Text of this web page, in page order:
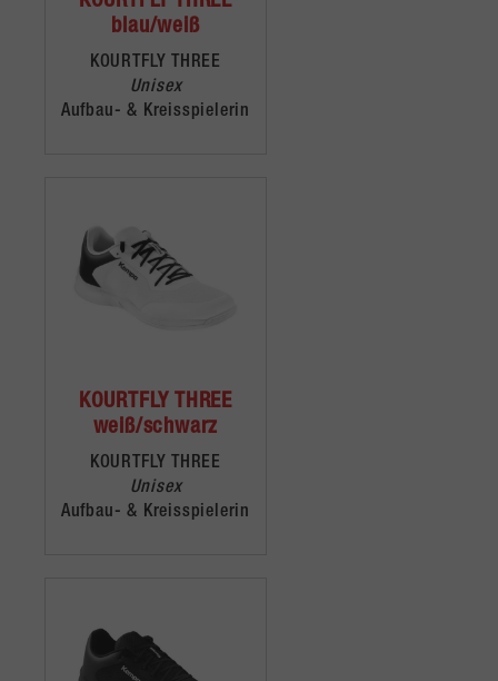
blau/weiß
KOURTFLY THREE
Unisex
Aufbau- & Kreisspielerin
KOURTFLY THREE
weiß/schwarz
KOURTFLY THREE
Unisex
Aufbau- & Kreisspielerin